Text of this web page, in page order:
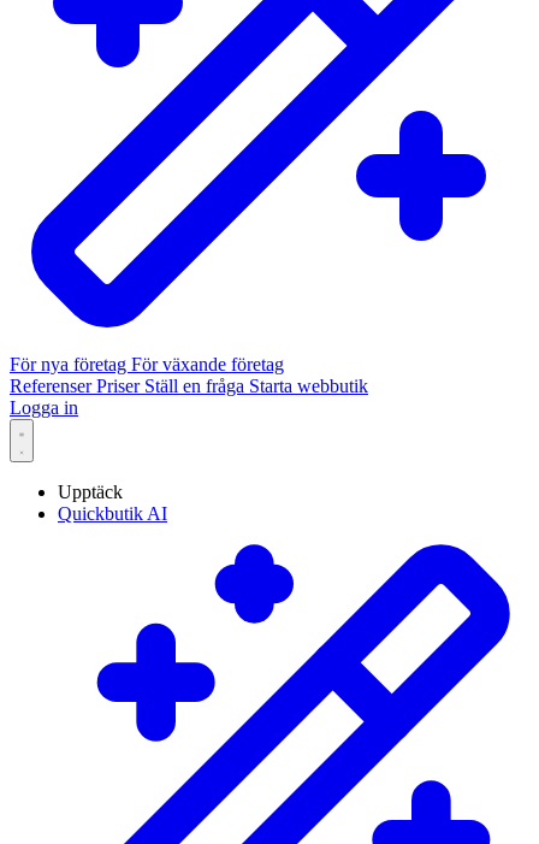
För nya företag För växande företag
ReferenserPriser Ställ en fråga Starta webbutik
Logga in
Upptäck
Quickbutik AI